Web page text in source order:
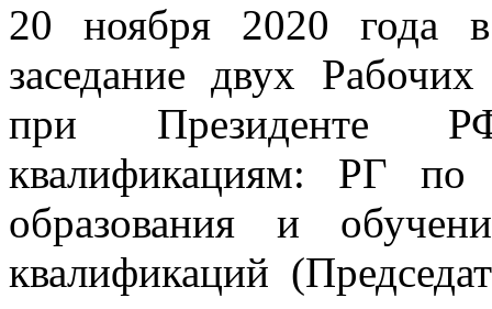
20 ноября 2020 года
заседание двух
при Президенте
квалификациям: РГ по
образования и
квалификаций